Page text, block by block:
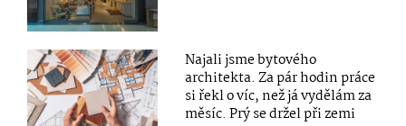
Najali jsme bytového
architekta. Za pár hodin práce
si řekl o víc, než já vydělám za
měsíc. Prý se držel při zemi